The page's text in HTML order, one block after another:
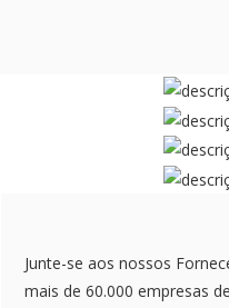
Junte-se aos nossos
mais de 60.000 empresas